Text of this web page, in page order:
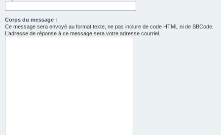
Corps du message :
Ce message sera envoyé au format texte, ne pas inclure de code HTML ni de BBCode.
L’adresse de réponse à ce message sera votre adresse courriel.